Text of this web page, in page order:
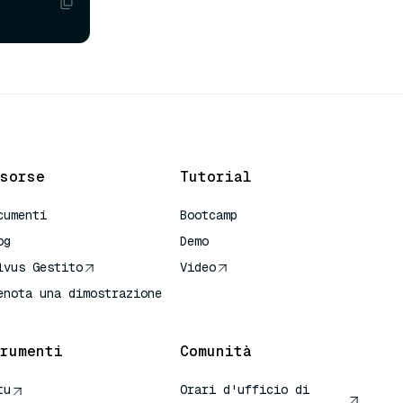
Gestito
una dimostrazione
Tutorial
Bootcamp
Demo
Video
Comunità
Orari d'ufficio di